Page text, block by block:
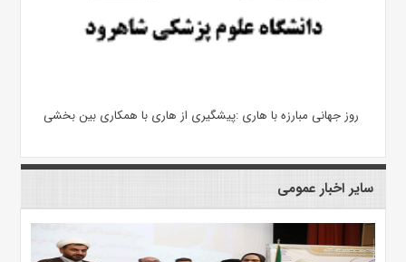
روز جهانی مبارزه با هاری :پیشگیری از هاری با همکاری بین بخشی
سایر اخبار عمومی